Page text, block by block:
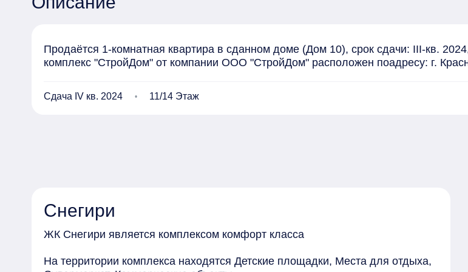
Продаётся 1-комнатная квартира в сданном доме (Дом 10), срок сдачи: III-кв.
комплекс "СтройДом" от компании ООО "СтройДом" расположен поадресу: г.
Сдача IV кв. 2024 11/14 Этаж
Снегири
ЖК Снегири является комплексом комфорт класса
На территории комплекса находятся Детские площадки, Места для отдыха,